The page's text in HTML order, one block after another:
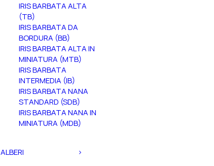
IRIS BARBATA ALTA
(TB)
IRIS BARBATA DA
BORDURA (BB)
IRIS BARBATA ALTA IN
MINIATURA (MTB)
IRIS BARBATA
INTERMEDIA (IB)
IRIS BARBATA NANA
STANDARD (SDB)
IRIS BARBATA NANA IN
MINIATURA (MDB)
ALBERI